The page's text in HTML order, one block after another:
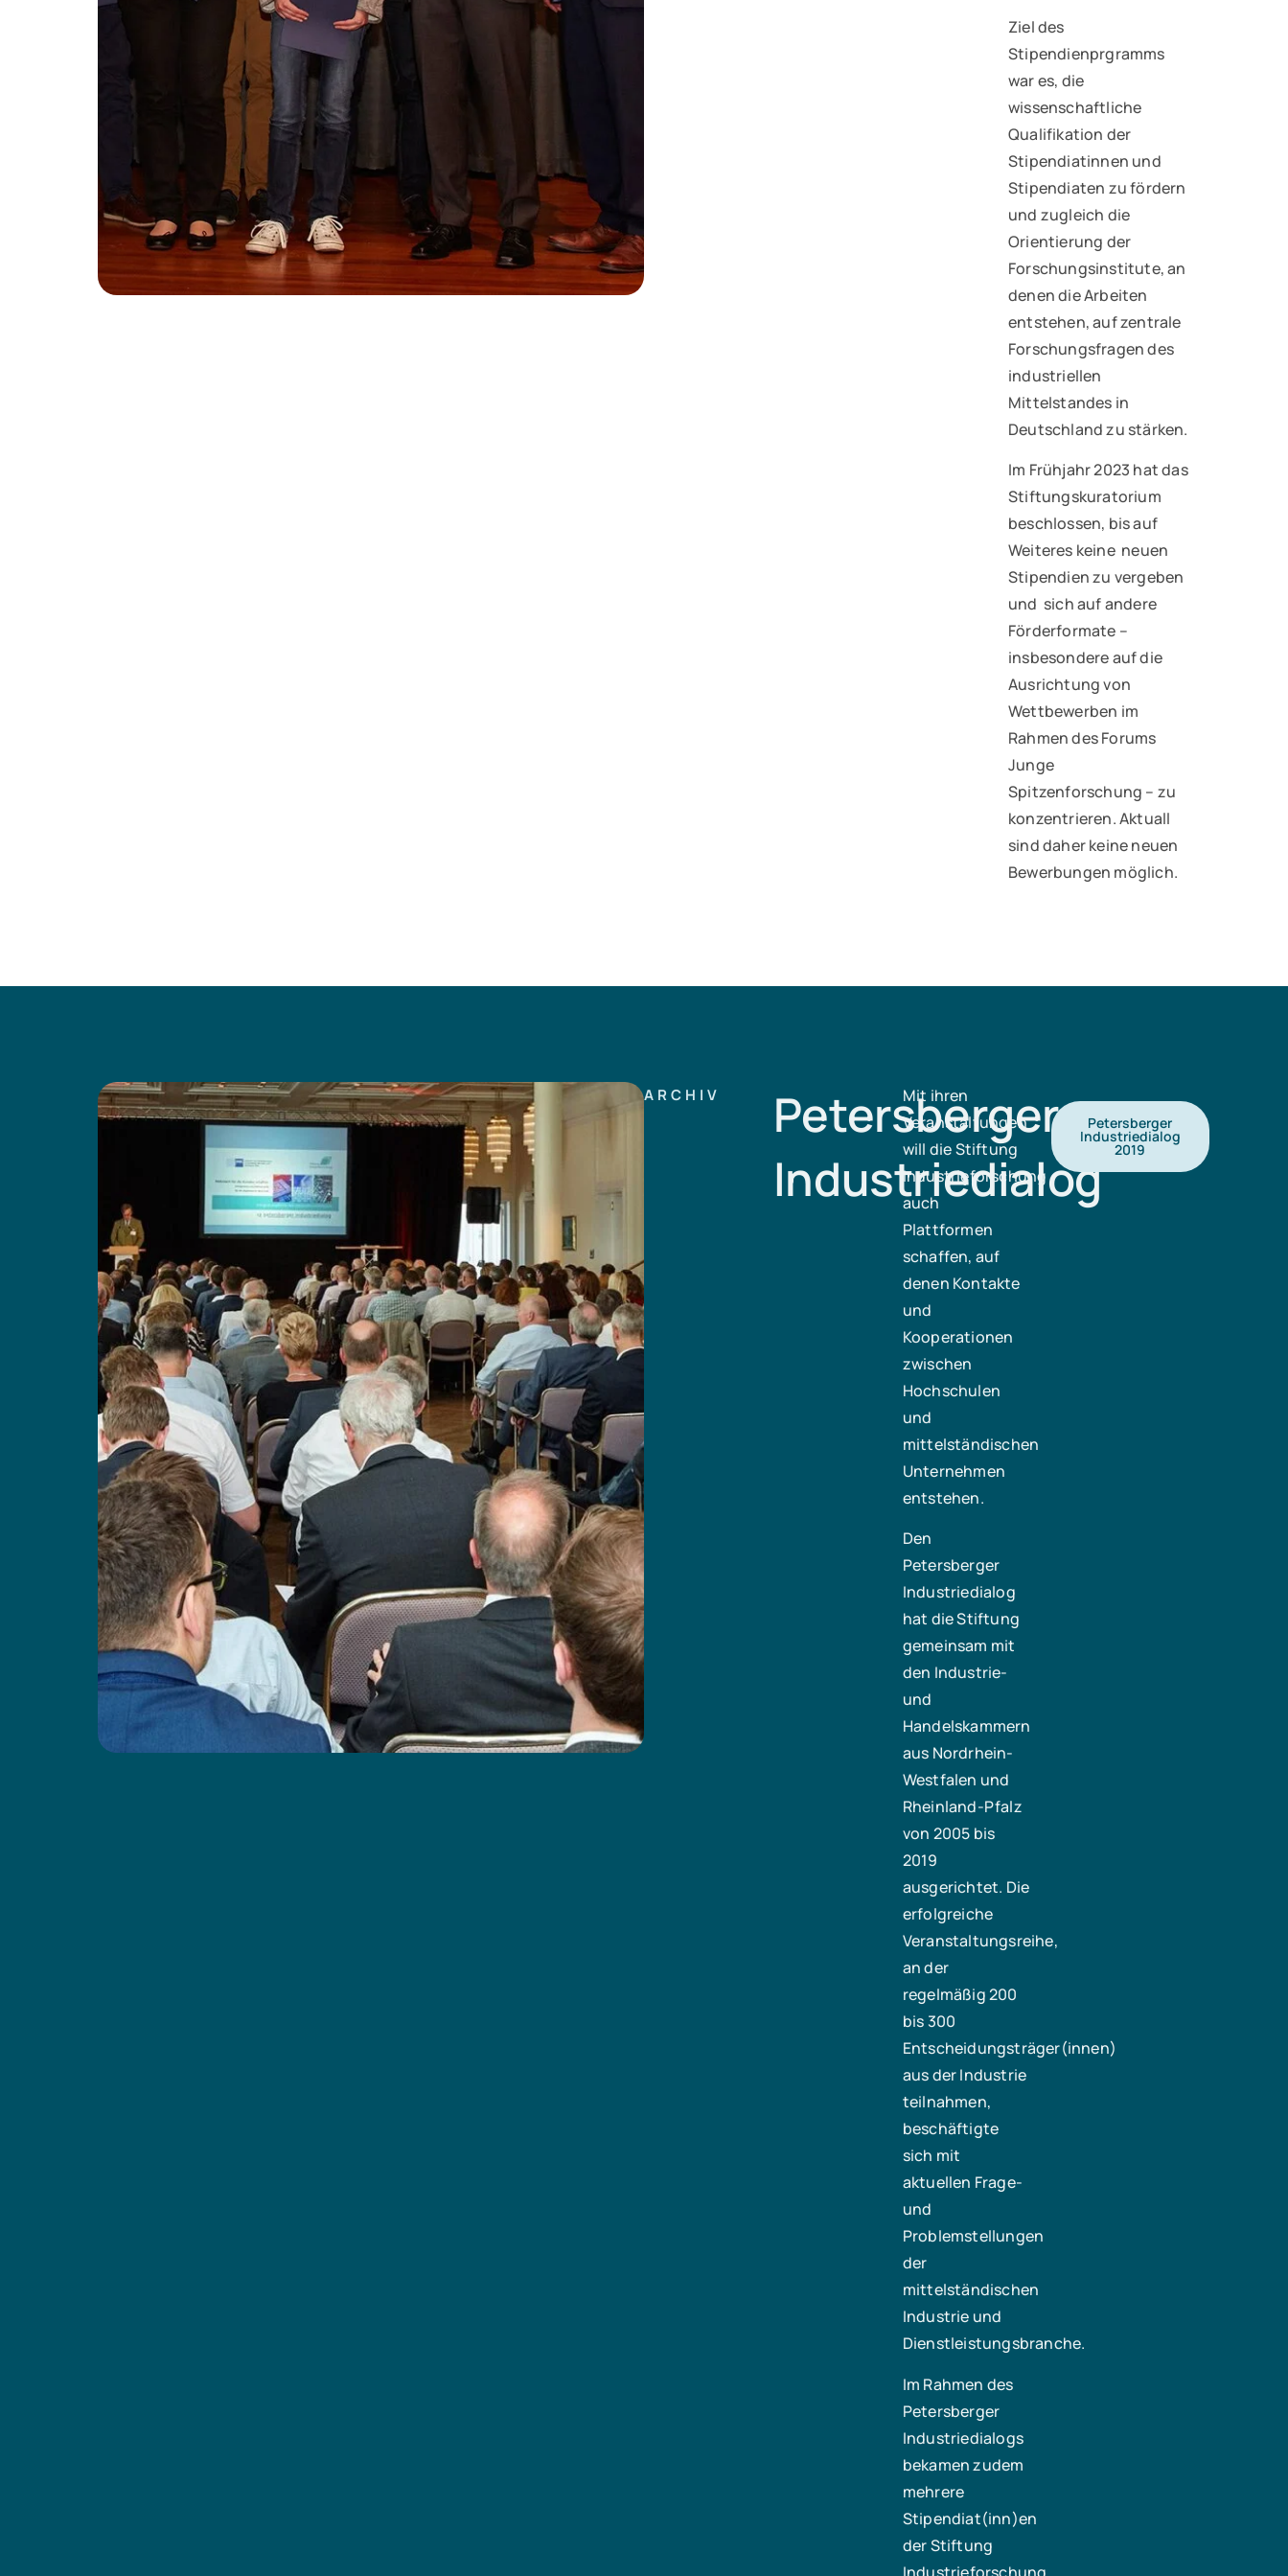
Ziel des
Stipendienprgramms
war es, die
wissenschaftliche
Qualifikation der
Stipendiatinnen und
Stipendiaten zu fördern
und zugleich die
Orientierung der
Forschungsinstitute, an
denen die Arbeiten
entstehen, auf zentrale
Forschungsfragen des
industriellen
Mittelstandes in
Deutschland zu stärken.
Im Frühjahr 2023 hat das
Stiftungskuratorium
beschlossen, bis auf
Weiteres keine neuen
Stipendien zu vergeben
und sich auf andere
Förderformate –
insbesondere auf die
Ausrichtung von
Wettbewerben im
Rahmen des Forums
Junge
Spitzenforschung – zu
konzentrieren. Aktuall
sind daher keine neuen
Bewerbungen möglich.
ARCHIV
Petersberger
Industriedialog
Mit ihren
Veranstaltungen
will die Stiftung
Industrieforschung
auch
Plattformen
schaffen, auf
denen Kontakte
und
Kooperationen
zwischen
Hochschulen
und
mittelständischen
Unternehmen
entstehen.
Den
Petersberger
Industriedialog
hat die Stiftung
gemeinsam mit
den Industrie-
und
Handelskammern
aus Nordrhein-
Westfalen und
Rheinland-Pfalz
von 2005 bis
2019
ausgerichtet. Die
erfolgreiche
Veranstaltungsreihe,
an der
regelmäßig 200
bis 300
Entscheidungsträger(innen)
aus der Industrie
teilnahmen,
beschäftigte
sich mit
aktuellen Frage-
und
Problemstellungen
der
mittelständischen
Industrie und
Dienstleistungsbranche.
Im Rahmen des
Petersberger
Industriedialogs
bekamen zudem
mehrere
Stipendiat(inn)en
der Stiftung
Petersberger
Industriedialog
2019